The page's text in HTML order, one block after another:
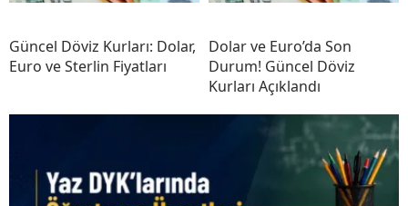
Güncel Döviz Kurları: Dolar,
Euro ve Sterlin Fiyatları
Dolar ve Euro’da Son
Durum! Güncel Döviz
Kurları Açıklandı